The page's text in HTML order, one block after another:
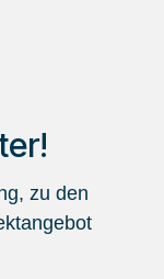
zu den